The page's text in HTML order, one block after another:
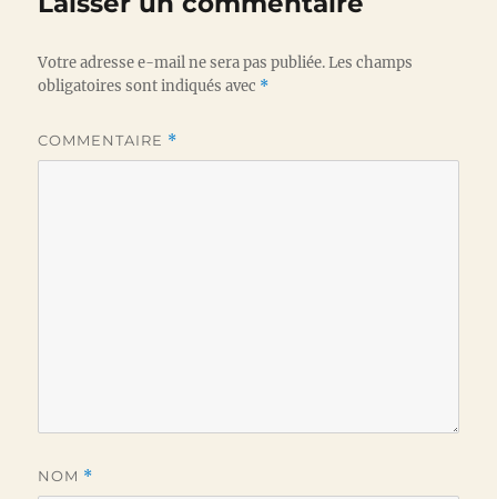
Votre adresse e-mail ne sera pas publiée. Les champs
obligatoires sont indiqués avec *
COMMENTAIRE *
NOM *